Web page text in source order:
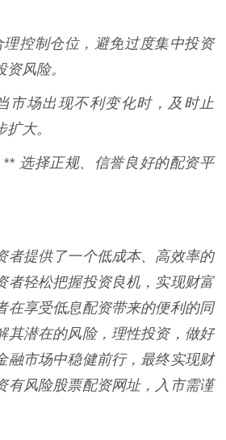
控制仓位，避免过度集中投资
风险。
市场出现不利变化时，及时止
大。
选择正规、信誉良好的配资平
者提供了一个低成本、高效率的
者轻松把握投资良机，实现财富
在享受低息配资带来的便利的同
其潜在的风险，理性投资，做好
融市场中稳健前行，最终实现财
有风险股票配资网址，入市需谨